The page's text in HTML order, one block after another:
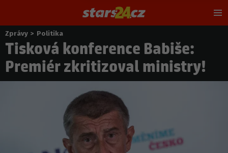
Nacházíte
se
zde:
Zprávy > Politika
Tisková konference Babiše:
Premiér zkritizoval ministry!